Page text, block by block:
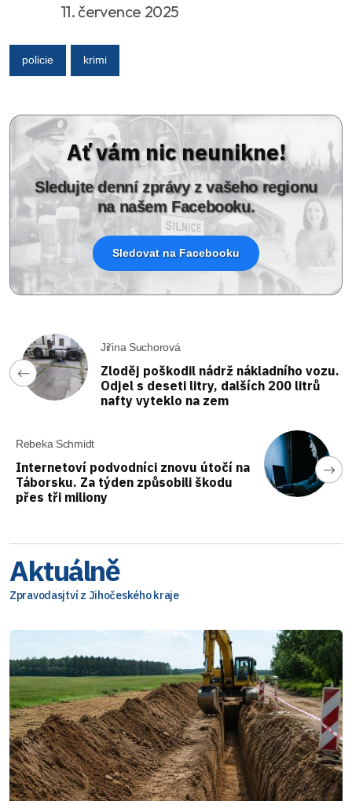
11. července 2025
policie krimi
Ať vám nic neunikne!
Sledujte denní zprávy z vašeho regionu
na našem Facebooku.
Sledovat na Facebooku
Jiřina Suchorová
Zloděj poškodil nádrž nákladního vozu.
Odjel s deseti litry, dalších 200 litrů
nafty vyteklo na zem
Rebeka Schmidt
Internetoví podvodníci znovu útočí na
Táborsku. Za týden způsobili škodu
přes tři miliony
Aktuálně
Zpravodasjtví z Jihočeského kraje